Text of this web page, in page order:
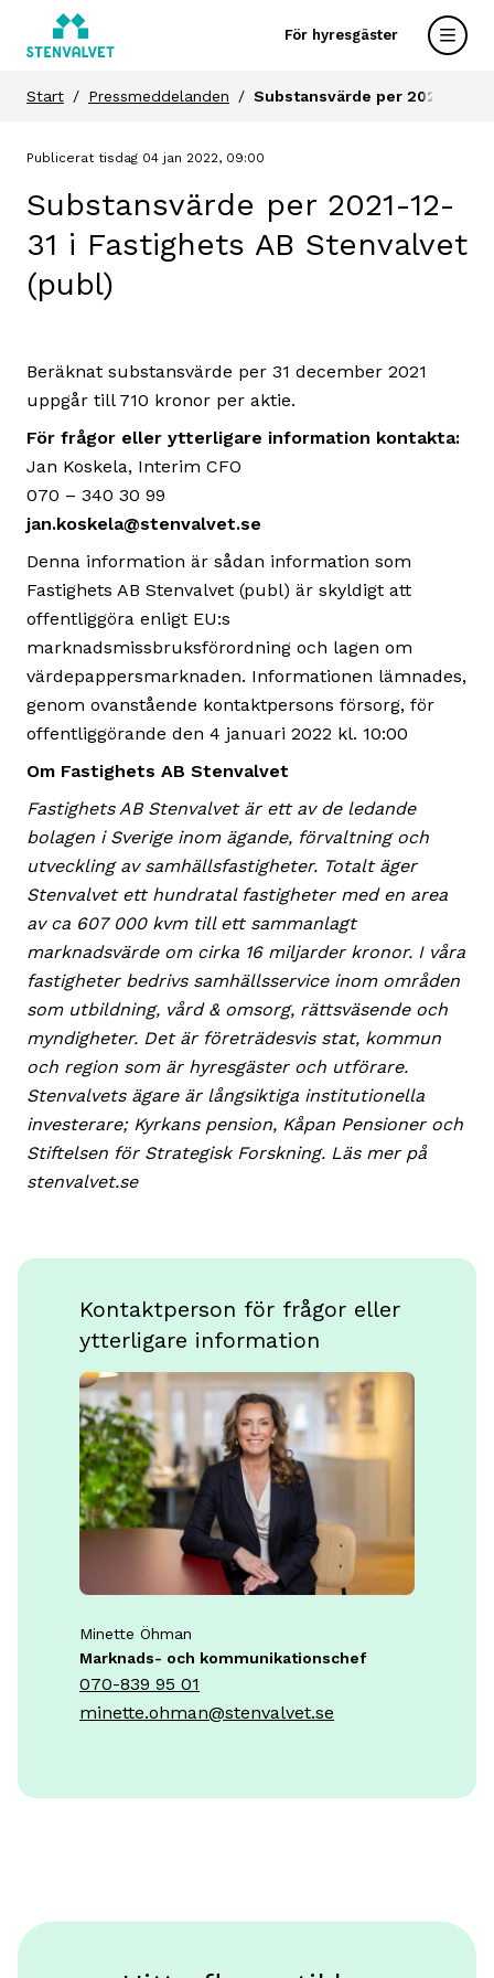
För hyresgäster
Start Pressmeddelanden Substansvärde per 2021-12-
Publicerat tisdag 04 jan 2022, 09:00
Substansvärde per 2021-12-
31 i Fastighets AB Stenvalvet
(publ)
Beräknat substansvärde per 31 december 2021
uppgår till 710 kronor per aktie.
För frågor eller ytterligare information kontakta:
Jan Koskela, Interim CFO
070 – 340 30 99
jan.koskela@stenvalvet.se
Denna information är sådan information som
Fastighets AB Stenvalvet (publ) är skyldigt att
offentliggöra enligt EU:s
marknadsmissbruksförordning och lagen om
värdepappersmarknaden. Informationen lämnades,
genom ovanstående kontaktpersons försorg, för
offentliggörande den 4 januari 2022 kl. 10:00
Om Fastighets AB Stenvalvet
Fastighets AB Stenvalvet är ett av de ledande
bolagen i Sverige inom ägande, förvaltning och
utveckling av samhällsfastigheter. Totalt äger
Stenvalvet ett hundratal fastigheter med en area
av ca 607 000 kvm till ett sammanlagt
marknadsvärde om cirka 16 miljarder kronor. I våra
fastigheter bedrivs samhällsservice inom områden
som utbildning, vård & omsorg, rättsväsende och
myndigheter. Det är företrädesvis stat, kommun
och region som är hyresgäster och utförare.
Stenvalvets ägare är långsiktiga institutionella
investerare; Kyrkans pension, Kåpan Pensioner och
Stiftelsen för Strategisk Forskning. Läs mer på
stenvalvet.se
Kontaktperson för frågor eller
ytterligare information
Minette Öhman
Marknads- och kommunikationschef
070-839 95 01
minette.ohman@stenvalvet.se